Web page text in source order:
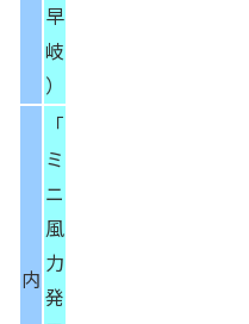
早
岐
）
内
「
ミ
ニ
風
力
発